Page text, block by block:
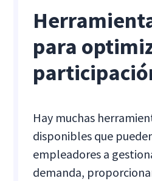
para
Hay muchas
disponibles que
empleadores a
demanda,